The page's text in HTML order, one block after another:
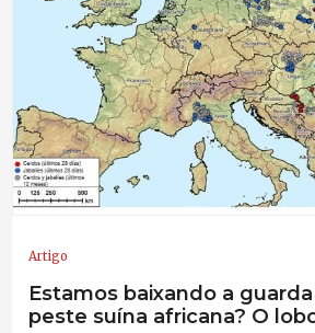
Artigo
Estamos baixando a
peste suína africana? O